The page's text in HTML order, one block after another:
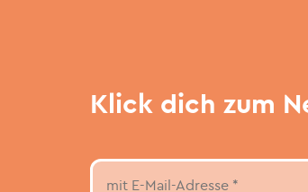
Klick dich zum